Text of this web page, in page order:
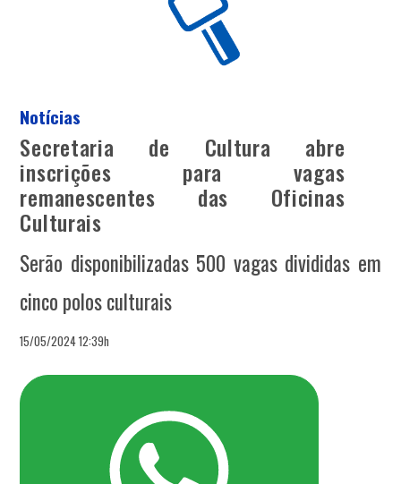
Notícias
Secretaria de Cultura abre
inscrições para vagas
remanescentes das Oficinas
Culturais
Serão disponibilizadas 500 vagas divididas em
cinco polos culturais
15/05/2024 12:39h